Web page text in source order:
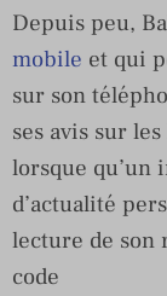
Depuis peu,
mobile et qui
sur son
ses avis sur
lorsque qu’un
d’actualité
lecture de son
code